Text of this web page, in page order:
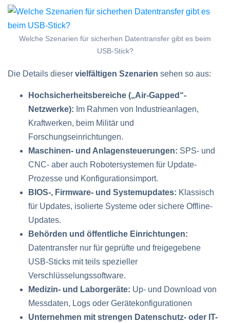
Welche Szenarien für sicherhen Datentransfer gibt es beim
USB-Stick?
Die Details dieser vielfältigen Szenarien sehen so aus:
Hochsicherheitsbereiche („Air-Gapped“-
Netzwerke): Im Rahmen von Industrieanlagen,
Kraftwerken, beim Militär und
Forschungseinrichtungen.
Maschinen- und Anlagensteuerungen: SPS- und
CNC- aber auch Robotersystemen für Update-
Prozesse und Konfigurationsimport.
BIOS-, Firmware- und Systemupdates: Klassisch
für Updates, isolierte Systeme oder sichere Offline-
Updates.
Behörden und öffentliche Einrichtungen:
Datentransfer nur für geprüfte und freigegebene
USB-Sticks mit teils spezieller
Verschlüsselungssoftware.
Medizin- und Laborgeräte: Up- und Download von
Messdaten, Logs oder Gerätekonfigurationen
Unternehmen mit strengen Datenschutz- oder IT-